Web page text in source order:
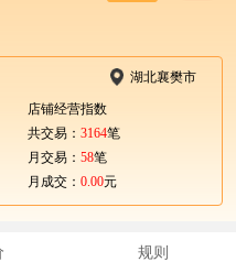
湖北襄樊市
店铺经营指数
共交易： 3164笔
月交易： 58笔
月成交： 0.00元
规则